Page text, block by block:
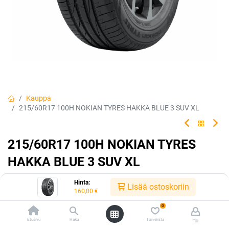
Hinta:
160,00 € Lisää ostoskoriin
Etusivu Haku
0
Toivelista Tili
Kauppa
215/60R17 100H NOKIAN TYRES HAKKA BLUE 3 SUV XL
215/60R17 100H NOKIAN TYRES
HAKKA BLUE 3 SUV XL
Premium-kesärengas tehokkaisiin henkilöautoihin ja urheilullisiin
perheautoihin.
6419440491226 Tuotekoodi:224141
160,00€